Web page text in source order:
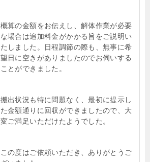
概算の金額をお伝えし、解体作業が必要
な場合は追加料金がかかる旨をご説明い
たしました。日程調節の際も、無事に希
望日に空きがありましたのでお伺いする
ことができました。
搬出状況も特に問題なく、最初に提示し
た金額通りに回収ができましたので、大
変ご満足いただけたようでした。
この度はご依頼いただき、ありがとうご